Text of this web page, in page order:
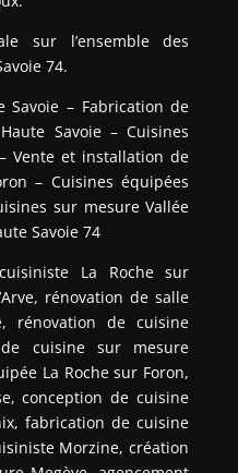
sur l’ensemble des
74.
Savoie – Fabrication de
Savoie – Cuisines
Vente et installation de
– Cuisines équipées
sur mesure Vallée
Savoie 74
La Roche sur
rénovation de salle
rénovation de cuisine
cuisine sur mesure
La Roche sur Foron,
conception de cuisine
fabrication de cuisine
Morzine, création